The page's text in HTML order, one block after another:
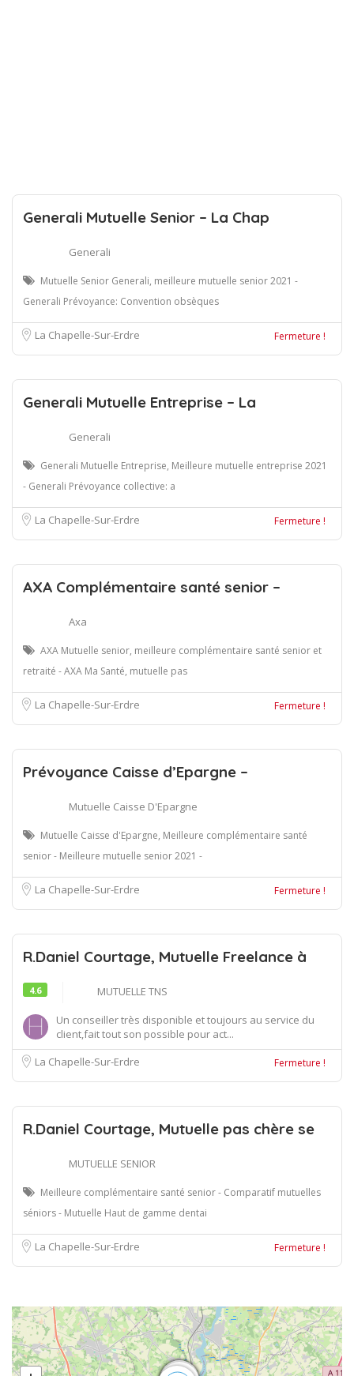
Generali Mutuelle Senior – La Chap
Generali
Mutuelle Senior Generali, meilleure mutuelle senior 2021 -
Generali Prévoyance: Convention obsèques
La Chapelle-Sur-Erdre Fermeture !
Generali Mutuelle Entreprise – La
Generali
Generali Mutuelle Entreprise, Meilleure mutuelle entreprise 2021
- Generali Prévoyance collective: a
La Chapelle-Sur-Erdre Fermeture !
AXA Complémentaire santé senior –
Axa
AXA Mutuelle senior, meilleure complémentaire santé senior et
retraité - AXA Ma Santé, mutuelle pas
La Chapelle-Sur-Erdre Fermeture !
Prévoyance Caisse d’Epargne –
Mutuelle Caisse D'Epargne
Mutuelle Caisse d'Epargne, Meilleure complémentaire santé
senior - Meilleure mutuelle senior 2021 -
La Chapelle-Sur-Erdre Fermeture !
R.Daniel Courtage, Mutuelle Freelance à
4.6
MUTUELLE TNS
Un conseiller très disponible et toujours au service du
client,fait tout son possible pour act...
La Chapelle-Sur-Erdre
Fermeture !
R.Daniel Courtage, Mutuelle pas chère se
MUTUELLE SENIOR
Meilleure complémentaire santé senior - Comparatif mutuelles
séniors - Mutuelle Haut de gamme dentai
La Chapelle-Sur-Erdre Fermeture !